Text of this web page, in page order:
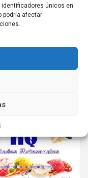
únicos en
podría afectar